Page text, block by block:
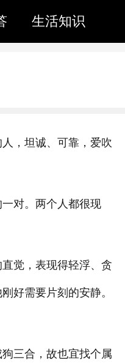
生活知识
，坦诚、可靠，爱吹
对。两个人都很现
觉，表现得轻浮、贪
好需要片刻的安静。
三合，故也宜找个属